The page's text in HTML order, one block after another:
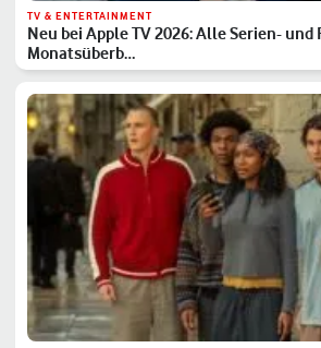
TV & ENTERTAINMENT
Neu bei Apple TV 2026: Alle Serien-
Monatsüberb…